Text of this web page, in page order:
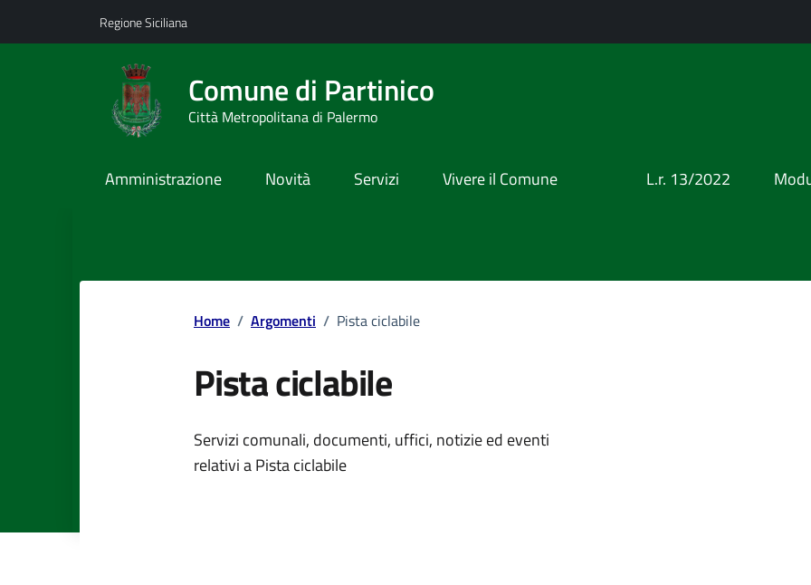
Regione Siciliana
Comune di Partinico
Città Metropolitana di Palermo
Amministrazione Novità Servizi Vivere il Comune L.r. 13/2022
Home / Argomenti / Pista ciclabile
Pista ciclabile
Dettagli dell'argomento
Servizi comunali, documenti, uffici, notizie ed eventi
relativi a Pista ciclabile